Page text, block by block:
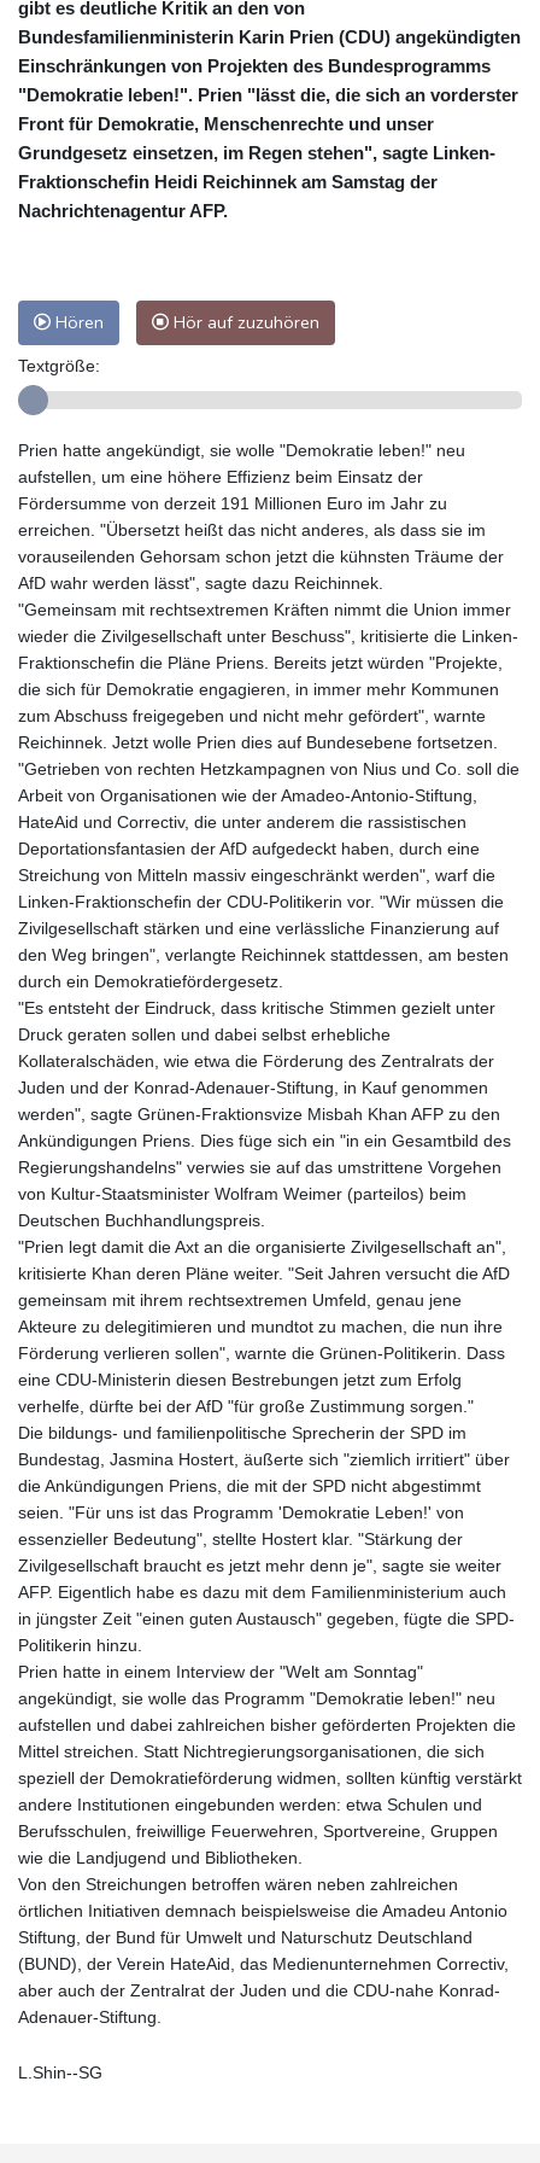
gibt es deutliche Kritik an den von
Bundesfamilienministerin Karin Prien (CDU) angekündigten
Einschränkungen von Projekten des Bundesprogramms
"Demokratie leben!". Prien "lässt die, die sich an vorderster
Front für Demokratie, Menschenrechte und unser
Grundgesetz einsetzen, im Regen stehen", sagte Linken-
Fraktionschefin Heidi Reichinnek am Samstag der
Nachrichtenagentur AFP.
Hören Hör auf zuzuhören
Textgröße:
Prien hatte angekündigt, sie wolle "Demokratie leben!" neu
aufstellen, um eine höhere Effizienz beim Einsatz der
Fördersumme von derzeit 191 Millionen Euro im Jahr zu
erreichen. "Übersetzt heißt das nicht anderes, als dass sie im
vorauseilenden Gehorsam schon jetzt die kühnsten Träume der
AfD wahr werden lässt", sagte dazu Reichinnek.
"Gemeinsam mit rechtsextremen Kräften nimmt die Union immer
wieder die Zivilgesellschaft unter Beschuss", kritisierte die Linken-
Fraktionschefin die Pläne Priens. Bereits jetzt würden "Projekte,
die sich für Demokratie engagieren, in immer mehr Kommunen
zum Abschuss freigegeben und nicht mehr gefördert", warnte
Reichinnek. Jetzt wolle Prien dies auf Bundesebene fortsetzen.
"Getrieben von rechten Hetzkampagnen von Nius und Co. soll die
Arbeit von Organisationen wie der Amadeo-Antonio-Stiftung,
HateAid und Correctiv, die unter anderem die rassistischen
Deportationsfantasien der AfD aufgedeckt haben, durch eine
Streichung von Mitteln massiv eingeschränkt werden", warf die
Linken-Fraktionschefin der CDU-Politikerin vor. "Wir müssen die
Zivilgesellschaft stärken und eine verlässliche Finanzierung auf
den Weg bringen", verlangte Reichinnek stattdessen, am besten
durch ein Demokratiefördergesetz.
"Es entsteht der Eindruck, dass kritische Stimmen gezielt unter
Druck geraten sollen und dabei selbst erhebliche
Kollateralschäden, wie etwa die Förderung des Zentralrats der
Juden und der Konrad-Adenauer-Stiftung, in Kauf genommen
werden", sagte Grünen-Fraktionsvize Misbah Khan AFP zu den
Ankündigungen Priens. Dies füge sich ein "in ein Gesamtbild des
Regierungshandelns" verwies sie auf das umstrittene Vorgehen
von Kultur-Staatsminister Wolfram Weimer (parteilos) beim
Deutschen Buchhandlungspreis.
"Prien legt damit die Axt an die organisierte Zivilgesellschaft an",
kritisierte Khan deren Pläne weiter. "Seit Jahren versucht die AfD
gemeinsam mit ihrem rechtsextremen Umfeld, genau jene
Akteure zu delegitimieren und mundtot zu machen, die nun ihre
Förderung verlieren sollen", warnte die Grünen-Politikerin. Dass
eine CDU-Ministerin diesen Bestrebungen jetzt zum Erfolg
verhelfe, dürfte bei der AfD "für große Zustimmung sorgen."
Die bildungs- und familienpolitische Sprecherin der SPD im
Bundestag, Jasmina Hostert, äußerte sich "ziemlich irritiert" über
die Ankündigungen Priens, die mit der SPD nicht abgestimmt
seien. "Für uns ist das Programm 'Demokratie Leben!' von
essenzieller Bedeutung", stellte Hostert klar. "Stärkung der
Zivilgesellschaft braucht es jetzt mehr denn je", sagte sie weiter
AFP. Eigentlich habe es dazu mit dem Familienministerium auch
in jüngster Zeit "einen guten Austausch" gegeben, fügte die SPD-
Politikerin hinzu.
Prien hatte in einem Interview der "Welt am Sonntag"
angekündigt, sie wolle das Programm "Demokratie leben!" neu
aufstellen und dabei zahlreichen bisher geförderten Projekten die
Mittel streichen. Statt Nichtregierungsorganisationen, die sich
speziell der Demokratieförderung widmen, sollten künftig verstärkt
andere Institutionen eingebunden werden: etwa Schulen und
Berufsschulen, freiwillige Feuerwehren, Sportvereine, Gruppen
wie die Landjugend und Bibliotheken.
Von den Streichungen betroffen wären neben zahlreichen
örtlichen Initiativen demnach beispielsweise die Amadeu Antonio
Stiftung, der Bund für Umwelt und Naturschutz Deutschland
(BUND), der Verein HateAid, das Medienunternehmen Correctiv,
aber auch der Zentralrat der Juden und die CDU-nahe Konrad-
Adenauer-Stiftung.
L.Shin--SG